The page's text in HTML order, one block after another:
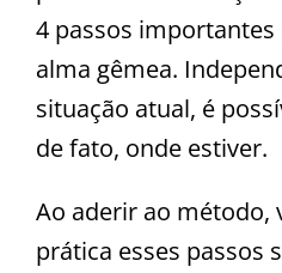
4 passos importantes
alma gêmea.
situação atual, é
de fato, onde estiver.
Ao aderir ao método,
prática esses passos